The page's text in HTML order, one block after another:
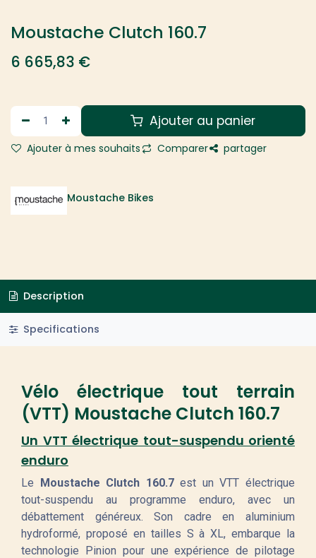
Moustache Clutch 160.7
6 665,83 €
Ajouter au panier
Ajouter à mes souhaits Comparer partager
Moustache Bikes
Description
Specifications
Vélo électrique tout terrain
(VTT) Moustache Clutch 160.7
Un VTT électrique tout-suspendu orienté
enduro
Le Moustache Clutch 160.7est un VTT électrique
tout-suspendu au programme enduro, avec un
débattement généreux. Son cadre en aluminium
hydroformé, proposé en tailles S à XL, embarque la
technologie Pinion pour une expérience de pilotage